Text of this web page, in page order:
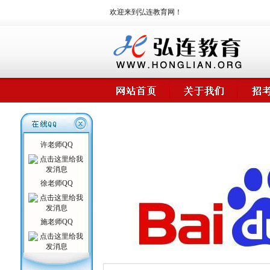
欢迎来到弘连教育网！
许老师QQ
徐老师QQ
施老师QQ